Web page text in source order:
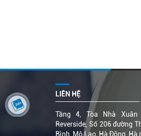
LIÊN HỆ
Tầng 4, Tòa Nhà Xuân
Reverside, Số 206 đường
Bình, Mộ Lao, Hà Đông, Hà